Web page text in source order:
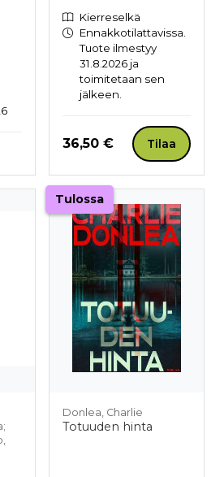
Kierreselkä
Ennakkotilattavissa.
Tuote ilmestyy
31.8.2026 ja
toimitetaan sen
jälkeen.
Hinta nyt
36,50 € Tilaa
Tulossa
Donlea, Charlie
Totuuden hinta